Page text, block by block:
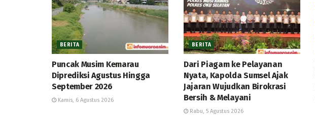
BERITA
Puncak Musim Kemarau
Diprediksi Agustus Hingga
September 2026
Kamis, 6 Agustus 2026
BERITA
Dari Piagam ke Pelayanan
Nyata, Kapolda Sumsel Ajak
Jajaran Wujudkan Birokrasi
Bersih & Melayani
Rabu, 5 Agustus 2026